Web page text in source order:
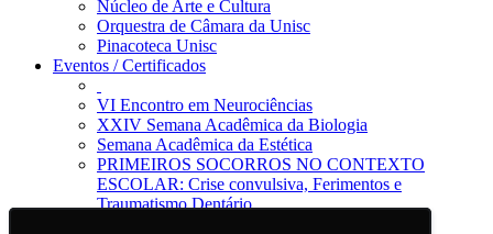
Núcleo de Arte e Cultura
Orquestra de Câmara da Unisc
Pinacoteca Unisc
Eventos / Certificados
VI Encontro em Neurociências
XXIV Semana Acadêmica da Biologia
Semana Acadêmica da Estética
PRIMEIROS SOCORROS NO CONTEXTO
ESCOLAR: Crise convulsiva, Ferimentos e
Traumatismo Dentário